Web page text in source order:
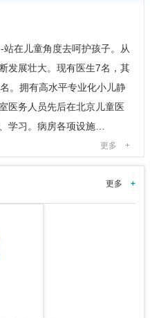
在儿童角度去呵护孩子。从
发展壮大。现有医生7名，其
。拥有高水平专业化小儿静
医务人员先后在北京儿童医
学习。病房各项设施…
更多+
更多+